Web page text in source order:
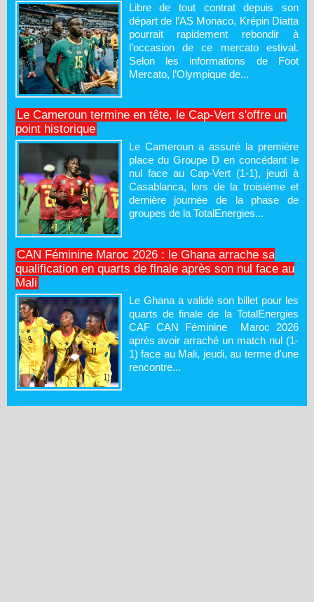
Libre de tout contrat depuis son
départ de l’AS Monaco, Krépin Diatta
pourrait rapidement rebondir à
l’occasion de ce mercato estival.
Selon les informations de Foot
Mercato, l’Olympique de...
Le Cameroun termine en tête, le Cap-Vert s'offre un
point historique
Le Cameroun a assuré la première
place du Groupe D en concédant le
nul face au Cap-Vert (1-1), jeudi à
Casablanca, lors de la troisième et
dernière journée de la phase de
groupes de la TotalEnergies...
CAN Féminine Maroc 2026 : le Ghana arrache sa
qualification en quarts de finale après son nul face au
Mali
Le Ghana a validé son billet pour les
quarts de finale de la TotalEnergies
CAF CAN Féminine Maroc 2026
après avoir arraché un match nul (1-
1) face au Mali, jeudi, au terme d'une
rencontre...